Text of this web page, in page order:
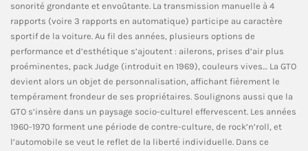
sonorité grondante et envoûtante. La transmission manuelle à 4
rapports (voire 3 rapports en automatique) participe au caractère
sportif de la voiture. Au fil des années, plusieurs options de
performance et d’esthétique s’ajoutent : ailerons, prises d’air plus
proéminentes, pack Judge (introduit en 1969), couleurs vives… La GTO
devient alors un objet de personnalisation, affichant fièrement le
tempérament frondeur de ses propriétaires. Soulignons aussi que la
GTO s’insère dans un paysage socio-culturel effervescent. Les années
1960-1970 forment une période de contre-culture, de rock’n’roll, et
l’automobile se veut le reflet de la liberté individuelle. Dans ce